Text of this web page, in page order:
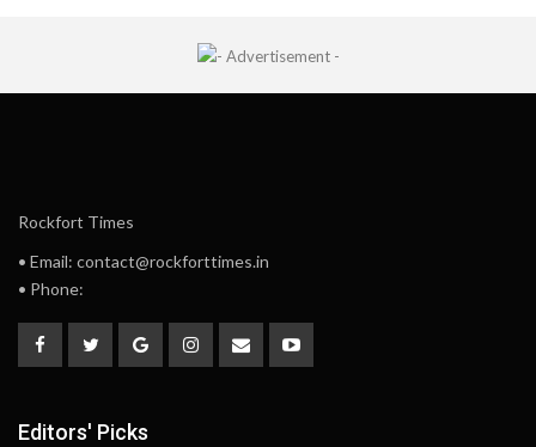
Rockfort Times
• Email: contact@rockforttimes.in
• Phone:
Editors' Picks